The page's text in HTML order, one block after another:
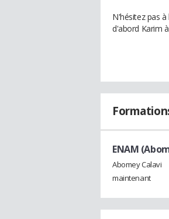
N'hésitez pas
d'abord Karim
ENAM
Abomey Calavi
maintenant